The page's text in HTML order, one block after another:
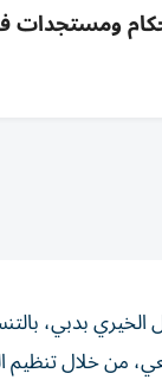
ومستجدات
الخيري بدبي،
من خلال تنظيم